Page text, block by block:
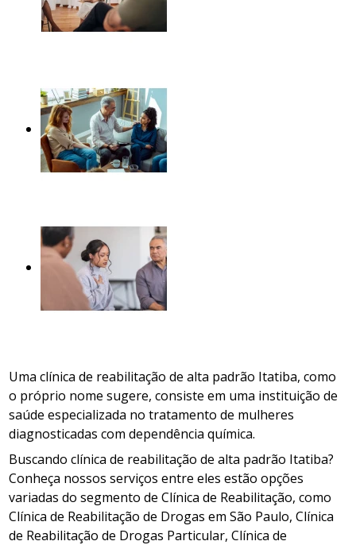
Uma clínica de reabilitação de alta padrão Itatiba, como
o próprio nome sugere, consiste em uma instituição de
saúde especializada no tratamento de mulheres
diagnosticadas com dependência química.
Buscando clínica de reabilitação de alta padrão Itatiba?
Conheça nossos serviços entre eles estão opções
variadas do segmento de Clínica de Reabilitação, como
Clínica de Reabilitação de Drogas em São Paulo, Clínica
de Reabilitação de Drogas Particular, Clínica de